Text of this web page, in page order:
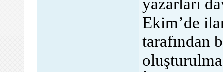
Ekim’de
tarafından